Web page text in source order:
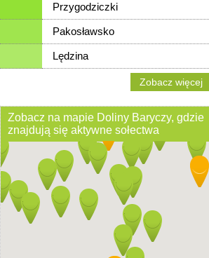
Przygodziczki
Pakosławsko
Lędzina
Zobacz więcej
Zobacz na mapie Doliny Baryczy, gdzie
znajdują się aktywne sołectwa